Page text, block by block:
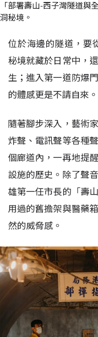
「部署壽山-西子灣隧道與
洞秘境。
位於海邊的隧道，要
秘境就藏於日常中，
生；進入第一道防爆
的體感更是不請自來。
隨著腳步深入，藝術
炸聲、電訊聲等各種
個廊道內，一再地提
設施的歷史。除了聲
雄第一任市長的「壽
用過的舊擔架與醫藥
然的威脅感。